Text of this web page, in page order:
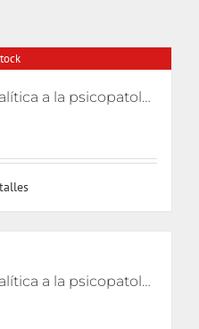
Aproximación psicoanalítica a la psicopatología (Curso de psicología 2006)
Aproximación psicoanalítica a la psicopatología [eBook]